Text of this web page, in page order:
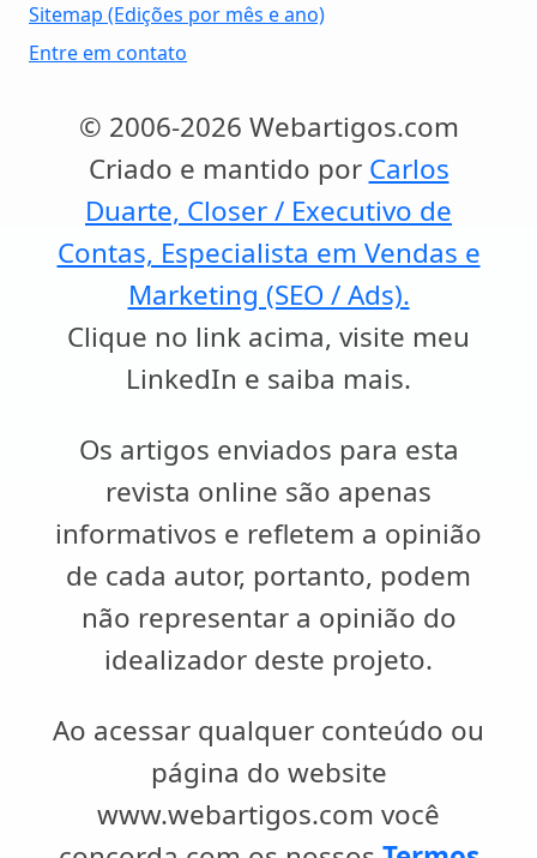
Sitemap (Edições por mês e ano)
Entre em contato
© 2006-2026 Webartigos.com
Criado e mantido por Carlos
Duarte, Closer / Executivo de
Contas, Especialista em Vendas e
Marketing (SEO / Ads).
Clique no link acima, visite meu
LinkedIn e saiba mais.
Os artigos enviados para esta
revista online são apenas
informativos e refletem a opinião
de cada autor, portanto, podem
não representar a opinião do
idealizador deste projeto.
Ao acessar qualquer conteúdo ou
página do website
www.webartigos.com você